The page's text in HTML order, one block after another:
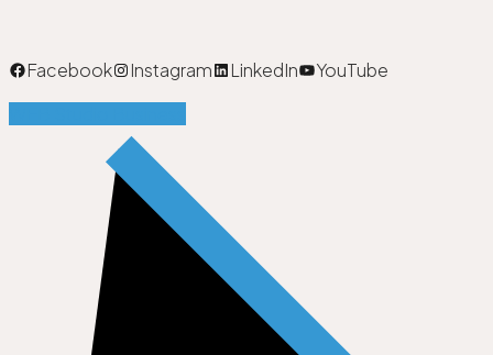
Facebook Instagram LinkedIn
YouTube